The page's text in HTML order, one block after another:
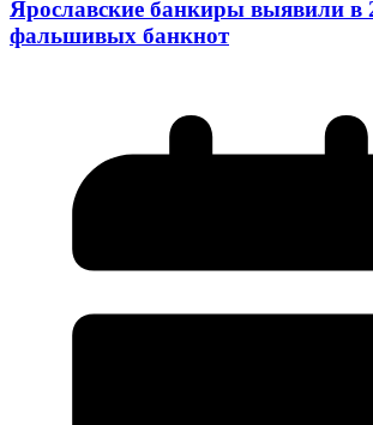
Ярославские банкиры выявили в
фальшивых банкнот